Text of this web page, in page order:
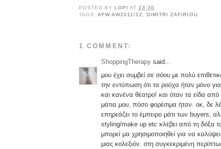
POSTED BY LOPIAT23:30
TAGS:AFW AW2011/12 , DIMITRI ZAFIRIOU
1 COMMENT:
ShoppingTherapy said...
μου έχει συμβεί σε σόου με πολύ
την εντύπωση ότι τα ρούχα ήταν μόνο
και κανένα θέατρο! και όταν τα είδα
μάτια μου, πόσο φορέσιμα ήταν. οκ, δε
επηρεάζει το έμπειρο μάτι των buyers,
styling/make up etc κλέβει από τη δόξα
μπορεί μα χρησιμοποιηθεί για να
μιας κολεξιόν. στη συγκεκριμένη